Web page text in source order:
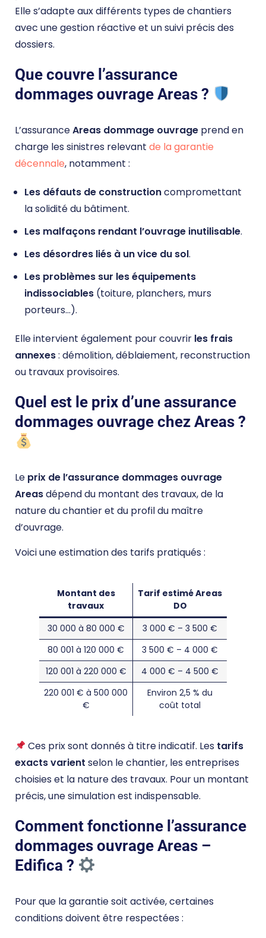
Elle s’adapte aux différents types de chantiers
avec une gestion réactive et un suivi précis des
dossiers.
Que couvre l’assurance
dommages ouvrage Areas ?
L’assuranceAreas dommage ouvrage prend en
charge les sinistres relevant de la garantie
décennale, notamment :
Les défauts de constructioncompromettant
la solidité du bâtiment.
Les malfaçons rendant l’ouvrage inutilisable.
Les désordres liés à un vice du sol.
Les problèmes sur les équipements
indissociables (toiture, planchers, murs
porteurs…).
Elle intervient également pour couvrir les frais
annexes: démolition, déblaiement, reconstruction
ou travaux provisoires.
Quel est le prix d’une assurance
dommages ouvrage chez Areas ?
Le prix de l’assurance dommages ouvrage
Areasdépend du montant des travaux, de la
nature du chantier et du profil du maître
d’ouvrage.
Voici une estimation des tarifs pratiqués :
Montant des
travaux
Tarif estimé Areas
DO
30 000 à 80 000 €
3 000 € – 3 500 €
80 001 à 120 000 €
3 500 € – 4 000 €
120 001 à 220 000 €
4 000 € – 4 500 €
220 001 € à 500 000
€
Environ 2,5 % du
coût total
Ces prix sont donnés à titre indicatif. Les tarifs
exacts varient selon le chantier, les entreprises
choisies et la nature des travaux. Pour un montant
précis, une simulation est indispensable.
Comment fonctionne l’assurance
dommages ouvrage Areas –
Edifica ?
Pour que la garantie soit activée, certaines
conditions doivent être respectées :